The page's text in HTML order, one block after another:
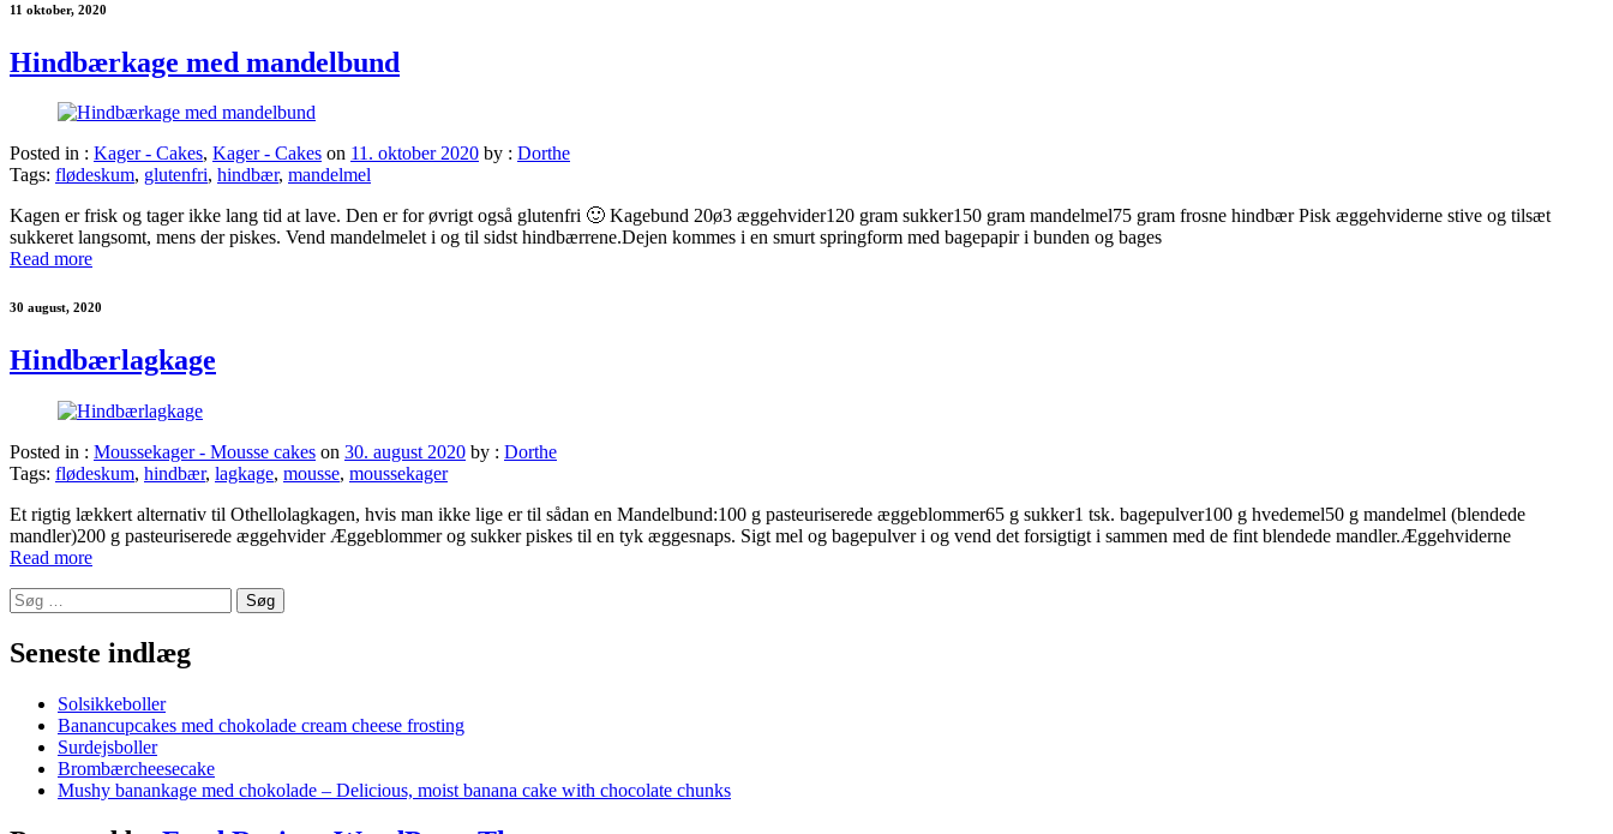
11 oktober, 2020
Hindbærkage med mandelbund
Posted in : Kager - Cakes, Kager - Cakes on 11. oktober 2020 by : Dorthe
Tags: flødeskum, glutenfri, hindbær, mandelmel
Kagen er frisk og tager ikke lang tid at lave. Den er for øvrigt også glutenfri 🙂 Kagebund 20ø3 æggehvider120 gram sukker150 gram mandelmel75 gram frosne hindbær Pisk æggehviderne stive og tilsæt
sukkeret langsomt, mens der piskes. Vend mandelmelet i og til sidst hindbærrene.Dejen kommes i en smurt springform med bagepapir i bunden og bages
Read more
30 august, 2020
Hindbærlagkage
Posted in : Moussekager - Mousse cakes on 30. august 2020 by : Dorthe
Tags: flødeskum, hindbær, lagkage, mousse, moussekager
Et rigtig lækkert alternativ til Othellolagkagen, hvis man ikke lige er til sådan en Mandelbund:100 g pasteuriserede æggeblommer65 g sukker1 tsk. bagepulver100 g hvedemel50 g mandelmel (blendede
mandler)200 g pasteuriserede æggehvider Æggeblommer og sukker piskes til en tyk æggesnaps. Sigt mel og bagepulver i og vend det forsigtigt i sammen med de fint blendede mandler.Æggehviderne
Read more
Søg
efter:
Seneste indlæg
Solsikkeboller
Banancupcakes med chokolade cream cheese frosting
Surdejsboller
Brombærcheesecake
Mushy banankage med chokolade – Delicious, moist banana cake with chocolate chunks